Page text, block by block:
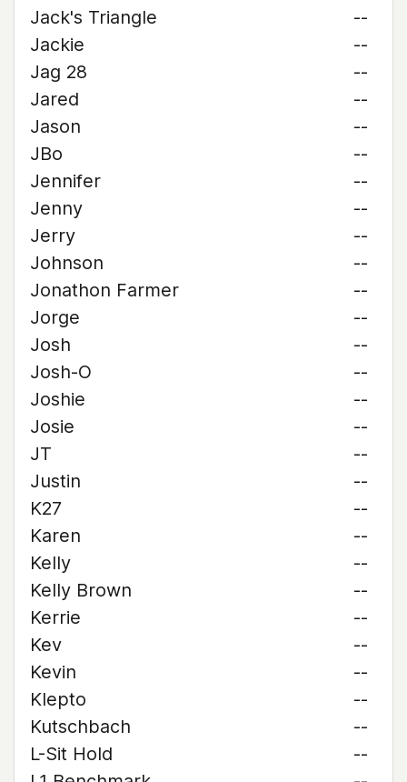
Jack's Triangle
--
Jackie
--
Jag 28
--
Jared
--
Jason
--
JBo
--
Jennifer
--
Jenny
--
Jerry
--
Johnson
--
Jonathon Farmer
--
Jorge
--
Josh
--
Josh-O
--
Joshie
--
Josie
--
JT
--
Justin
--
K27
--
Karen
--
Kelly
--
Kelly Brown
--
Kerrie
--
Kev
--
Kevin
--
Klepto
--
Kutschbach
--
L-Sit Hold
--